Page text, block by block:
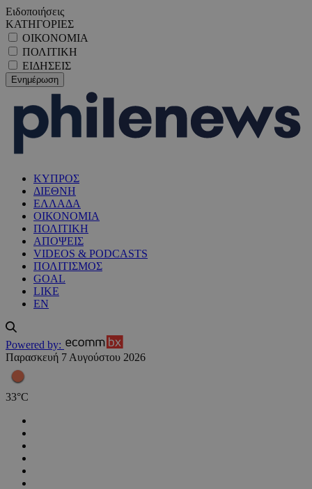
Ειδοποιήσεις
ΚΑΤΗΓΟΡΙΕΣ
ΟΙΚΟΝΟΜΙΑ
ΠΟΛΙΤΙΚΗ
ΕΙΔΗΣΕΙΣ
ΚΥΠΡΟΣ
ΔΙΕΘΝΗ
ΕΛΛΑΔΑ
ΟΙΚΟΝΟΜΙΑ
ΠΟΛΙΤΙΚΗ
ΑΠΟΨΕΙΣ
VIDEOS & PODCASTS
ΠΟΛΙΤΙΣΜΟΣ
GOAL
LIKE
EN
Powered by:
Παρασκευή 7 Αυγούστου 2026
33°C